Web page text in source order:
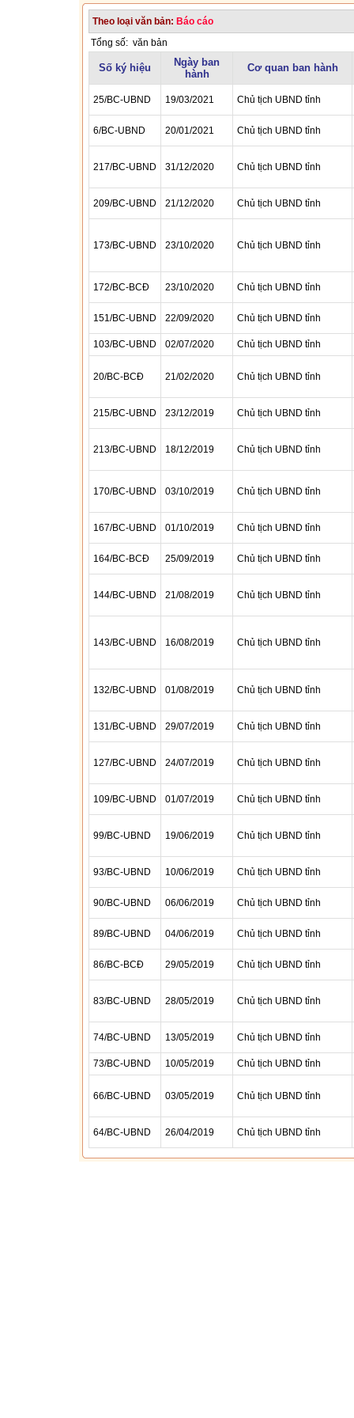
Theo loại văn bản: Báo cáo
Tổng số: văn bản
Số ký hiệu
Ngày ban
hành
Cơ quan ban hành
25/BC-UBND 19/03/2021 Chủ tịch UBND tỉnh
6/BC-UBND 20/01/2021 Chủ tịch UBND tỉnh
217/BC-UBND 31/12/2020 Chủ tịch UBND tỉnh
209/BC-UBND 21/12/2020 Chủ tịch UBND tỉnh
173/BC-UBND 23/10/2020 Chủ tịch UBND tỉnh
172/BC-BCĐ 23/10/2020 Chủ tịch UBND tỉnh
151/BC-UBND 22/09/2020 Chủ tịch UBND tỉnh
103/BC-UBND 02/07/2020 Chủ tịch UBND tỉnh
20/BC-BCĐ 21/02/2020 Chủ tịch UBND tỉnh
215/BC-UBND 23/12/2019 Chủ tịch UBND tỉnh
213/BC-UBND 18/12/2019 Chủ tịch UBND tỉnh
170/BC-UBND 03/10/2019 Chủ tịch UBND tỉnh
167/BC-UBND 01/10/2019 Chủ tịch UBND tỉnh
164/BC-BCĐ 25/09/2019 Chủ tịch UBND tỉnh
144/BC-UBND 21/08/2019 Chủ tịch UBND tỉnh
143/BC-UBND 16/08/2019 Chủ tịch UBND tỉnh
132/BC-UBND 01/08/2019 Chủ tịch UBND tỉnh
131/BC-UBND 29/07/2019 Chủ tịch UBND tỉnh
127/BC-UBND 24/07/2019 Chủ tịch UBND tỉnh
109/BC-UBND 01/07/2019 Chủ tịch UBND tỉnh
99/BC-UBND 19/06/2019 Chủ tịch UBND tỉnh
93/BC-UBND 10/06/2019 Chủ tịch UBND tỉnh
90/BC-UBND 06/06/2019 Chủ tịch UBND tỉnh
89/BC-UBND 04/06/2019 Chủ tịch UBND tỉnh
86/BC-BCĐ 29/05/2019 Chủ tịch UBND tỉnh
83/BC-UBND 28/05/2019 Chủ tịch UBND tỉnh
74/BC-UBND 13/05/2019 Chủ tịch UBND tỉnh
73/BC-UBND 10/05/2019 Chủ tịch UBND tỉnh
66/BC-UBND 03/05/2019 Chủ tịch UBND tỉnh
64/BC-UBND 26/04/2019 Chủ tịch UBND tỉnh